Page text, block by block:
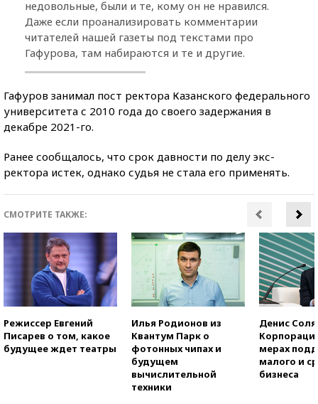
недовольные, были и те, кому он не нравился.
Даже если проанализировать комментарии
читателей нашей газеты под текстами про
Гафурова, там набираются и те и другие.
Гафуров занимал пост ректора Казанского федерального
университета с 2010 года до своего задержания в
декабре 2021-го.
Ранее сообщалось, что срок давности по делу экс-
ректора истек, однако судья не стала его применять.
СМОТРИТЕ ТАКЖЕ:
Режиссер Евгений
Писарев о том, какое
будущее ждет театры
Илья Родионов из
Квантум Парк о
фотонных чипах и
будущем
вычислительной
техники
Денис
мерах
малого и
бизнеса